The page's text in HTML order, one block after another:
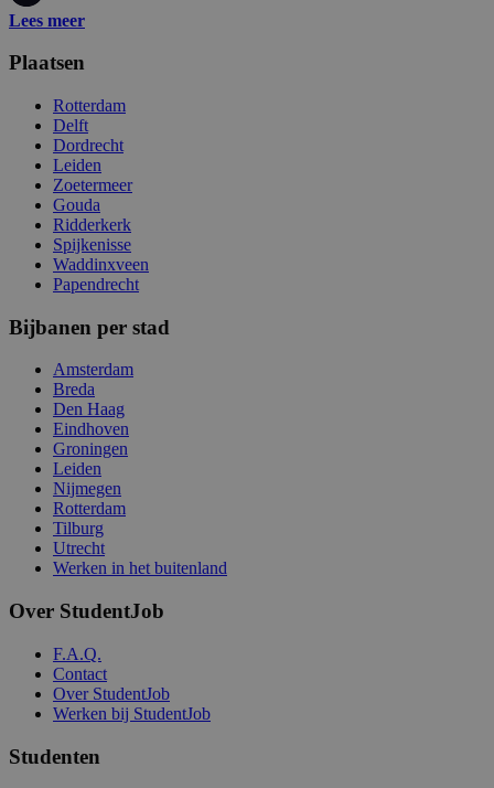
Lees meer
Plaatsen
Rotterdam
Delft
Dordrecht
Leiden
Zoetermeer
Gouda
Ridderkerk
Spijkenisse
Waddinxveen
Papendrecht
Bijbanen per stad
Amsterdam
Breda
Den Haag
Eindhoven
Groningen
Leiden
Nijmegen
Rotterdam
Tilburg
Utrecht
Werken in het buitenland
Over StudentJob
F.A.Q.
Contact
Over StudentJob
Werken bij StudentJob
Studenten